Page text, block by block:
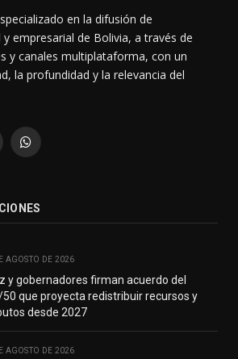
en la difusión de
empresarial de Bolivia, a través de
y canales multiplataforma, con un
la profundidad y la relevancia del
WhatsApp
AGOSTO DE 2026
y gobernadores firman acuerdo del
50 que proyecta redistribuir recursos y
desde 2027
AGOSTO DE 2026